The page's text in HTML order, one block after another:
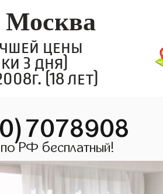
цены
3 дня)
(18 лет)
РФ бесплатный!